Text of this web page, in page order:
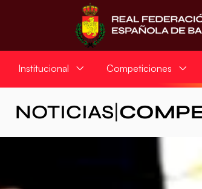
Institucional Competiciones
NOTICIAS